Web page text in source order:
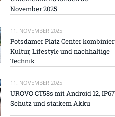
November 2025
11. NOVEMBER 2025
Potsdamer Platz Center
Kultur, Lifestyle und nachhaltige
Technik
11. NOVEMBER 2025
UROVO CT58s mit Android 12,
Schutz und starkem Akku